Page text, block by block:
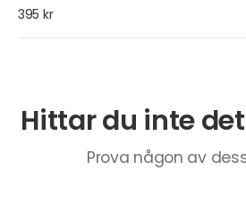
395 kr
Hittar du inte
Prova någon av